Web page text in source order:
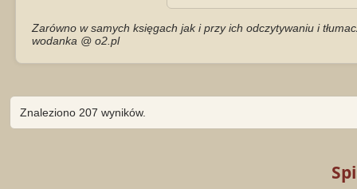
Zarówno w samych księgach jak i przy ich odczytywaniu i
wodanka @ o2.pl
Znaleziono 207 wyników.